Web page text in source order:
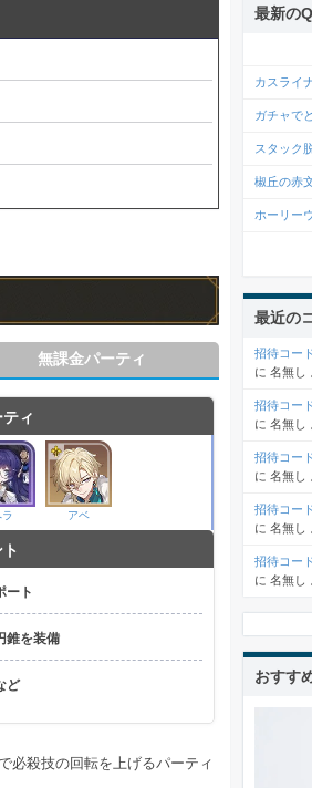
無課金パーティ
ィ
アベ
ート
錐を装備
ど
必殺技の回転を上げるパーティ
最新の
カスライ
ガチャで
スタック
椒丘の赤
ホーリー
最近の
招待コー
に 名無し
招待コー
に 名無し
招待コー
に 名無し
招待コー
に 名無し
招待コー
に 名無し
おすす